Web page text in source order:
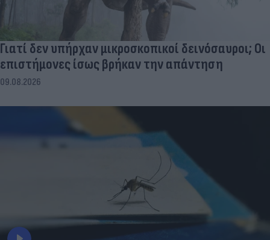
Γιατί δεν υπήρχαν μικροσκοπικοί δεινόσαυροι; Οι
επιστήμονες ίσως βρήκαν την απάντηση
09.08.2026